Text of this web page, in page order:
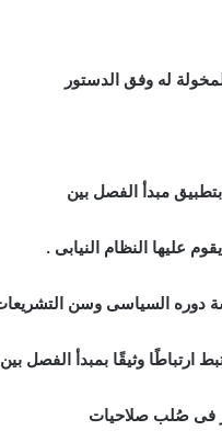
له وفق الدستور
مبدأ الفصل بين
عليها النظام النيابى .
دوره السياسى وسن
ارتباطًا وثيقًا بمبدأ الفصل
فى صُلب صلاحيات